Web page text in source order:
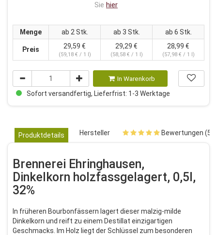
Sie hier
Menge ab 2 Stk. ab 3 Stk. ab 6 Stk.
Preis 29,59 €
(59,18 € / 1 l)
29,29 €
(58,58 € / 1 l)
28,99 €
(57,98 € / 1 l)
In Warenkorb
Sofort versandfertig, Lieferfrist: 1-3 Werktage
Produktdetails Hersteller Bewertungen (5)
Brennerei Ehringhausen,
Dinkelkorn holzfassgelagert, 0,5l,
32%
In früheren Bourbonfässern lagert dieser malzig-milde
Dinkelkorn und reift zu einem Destillat einzigartigen
Geschmacks. Im Holz liegt der Schlüssel zum besonderen